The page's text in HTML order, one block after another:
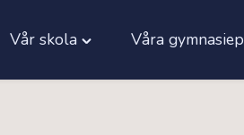
Vår skola
"Vår
Våra